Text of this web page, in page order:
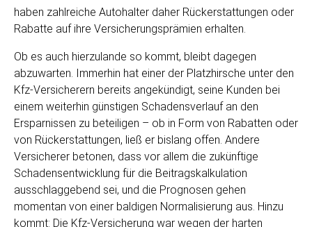
haben zahlreiche Autohalter daher Rückerstattungen oder
Rabatte auf ihre Versicherungsprämien erhalten.
Ob es auch hierzulande so kommt, bleibt dagegen
abzuwarten. Immerhin hat einer der Platzhirsche unter den
Kfz-Versicherern bereits angekündigt, seine Kunden bei
einem weiterhin günstigen Schadensverlauf an den
Ersparnissen zu beteiligen – ob in Form von Rabatten oder
von Rückerstattungen, ließ er bislang offen. Andere
Versicherer betonen, dass vor allem die zukünftige
Schadensentwicklung für die Beitragskalkulation
ausschlaggebend sei, und die Prognosen gehen
momentan von einer baldigen Normalisierung aus. Hinzu
kommt: Die Kfz-Versicherung war wegen der harten